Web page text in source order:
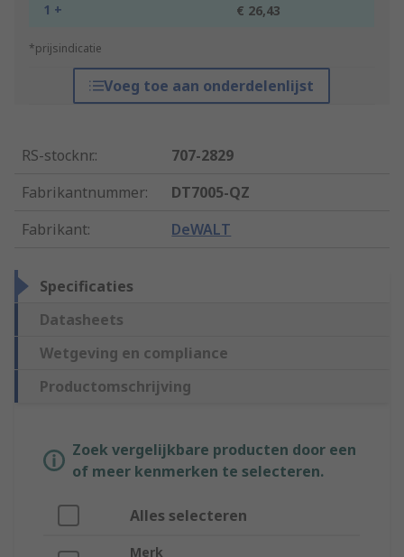
1 + € 26,43
*prijsindicatie
Voeg toe aan onderdelenlijst
RS-stocknr.:
707-2829
Fabrikantnummer:
DT7005-QZ
Fabrikant: DeWALT
Specificaties
Datasheets
Wetgeving en compliance
Productomschrijving
Zoek vergelijkbare producten door een
of meer kenmerken te selecteren.
Alles selecteren
Merk